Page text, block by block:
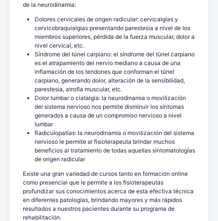
de la neurodinamia:
Dolores cervicales de origen radicular: cervicalgias y
cervicobraquialgias presentando parestesia a nivel de los
miembros superiores, pérdida de la fuerza muscular, dolor a
nivel cervical, etc.
Síndrome del túnel carpiano: el síndrome del túnel carpiano
es el atrapamiento del nervio mediano a causa de una
inflamación de los tendones que conforman el túnel
carpiano, generando dolor, alteración de la sensibilidad,
parestesia, atrofia muscular, etc.
Dolor lumbar o ciatalgia: la neurodinamia o movilización
del sistema nervioso nos permite disminuir los síntomas
generados a causa de un compromiso nervioso a nivel
lumbar
Radiculopatías: la neurodinamia o movilización del sistema
nervioso le permite al fisioterapeuta brindar muchos
beneficios al tratamiento de todas aquellas sintomatologías
de origen radicular
Existe una gran variedad de cursos tanto en formación online
como presencial que le permite a los fisioterapeutas
profundizar sus conocimientos acerca de esta efectiva técnica
en diferentes patologías, brindando mayores y más rápidos
resultados a nuestros pacientes durante su programa de
rehabilitación.